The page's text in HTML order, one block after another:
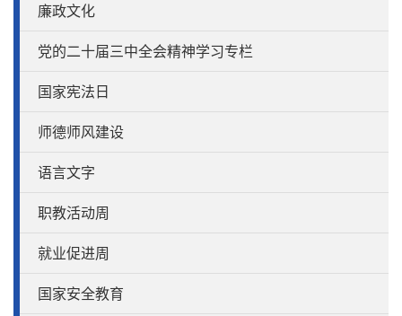
廉政文化
党的二十届三中全会精神学习专栏
国家宪法日
师德师风建设
语言文字
职教活动周
就业促进周
国家安全教育